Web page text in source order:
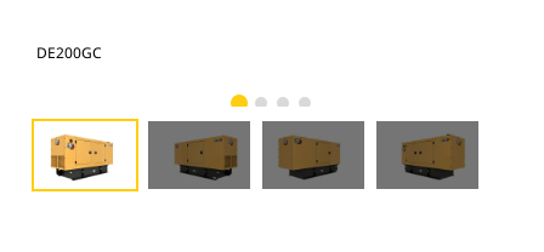
DE200GC